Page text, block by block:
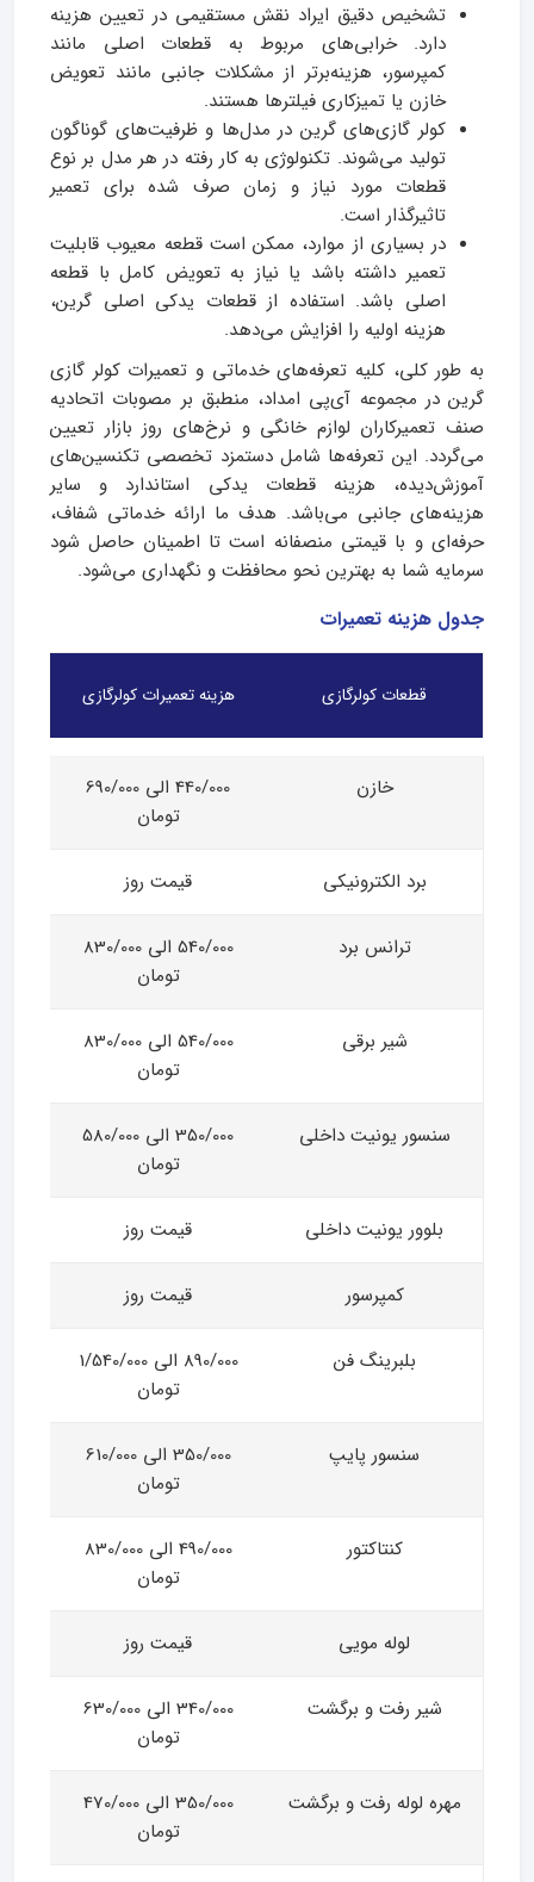
تشخیص دقیق ایراد نقش مستقیمی در تعیین هزینه
دارد. خرابی‌های مربوط به قطعات اصلی مانند
کمپرسور، هزینه‌برتر از مشکلات جانبی مانند تعویض
خازن یا تمیزکاری فیلترها هستند.
کولر گازی‌های گرین در مدل‌ها و ظرفیت‌های گوناگون
تولید می‌شوند. تکنولوژی به کار رفته در هر مدل بر نوع
قطعات مورد نیاز و زمان صرف شده برای تعمیر
تاثیرگذار است.
در بسیاری از موارد، ممکن است قطعه معیوب قابلیت
تعمیر داشته باشد یا نیاز به تعویض کامل با قطعه
اصلی باشد. استفاده از قطعات یدکی اصلی گرین،
هزینه اولیه را افزایش می‌دهد.
به طور کلی، کلیه تعرفه‌های خدماتی و تعمیرات کولر گازی
گرین در مجموعه آی‌پی امداد، منطبق بر مصوبات اتحادیه
صنف تعمیرکاران لوازم خانگی و نرخ‌های روز بازار تعیین
می‌گردد. این تعرفه‌ها شامل دستمزد تخصصی تکنسین‌های
آموزش‌دیده، هزینه قطعات یدکی استاندارد و سایر
هزینه‌های جانبی می‌باشد. هدف ما ارائه خدماتی شفاف،
حرفه‌ای و با قیمتی منصفانه است تا اطمینان حاصل شود
سرمایه شما به بهترین نحو محافظت و نگهداری می‌شود.
جدول هزینه تعمیرات
قطعات کولرگازی هزینه تعمیرات کولرگازی
خازن
440/000 الی 690/000
تومان
برد الکترونیکی قیمت روز
ترانس برد
540/000 الی 830/000
تومان
شیر برقی
540/000 الی 830/000
تومان
سنسور یونیت داخلی
350/000 الی 580/000
تومان
بلوور یونیت داخلی قیمت روز
کمپرسور قیمت روز
بلبرینگ فن
890/000 الی 1/540/000
تومان
سنسور پایپ
350/000 الی 610/000
تومان
کنتاکتور
490/000 الی 830/000
تومان
لوله مویی قیمت روز
شیر رفت و برگشت
340/000 الی 630/000
تومان
مهره لوله رفت و برگشت
350/000 الی 470/000
تومان